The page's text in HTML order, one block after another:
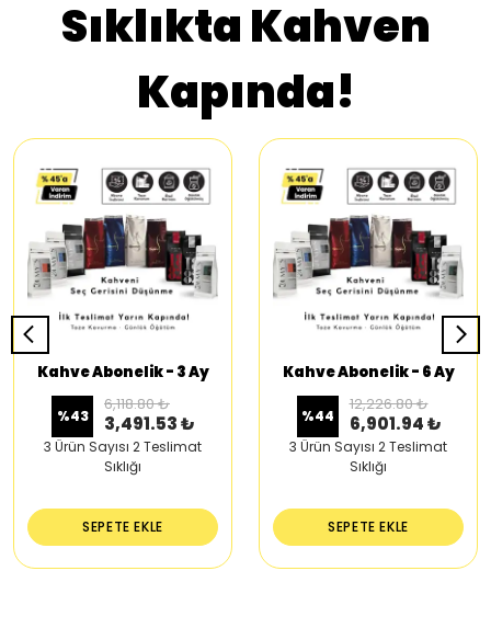
Sıklıkta Kahven
Kapında!
Kahve Abonelik - 3 Ay
%43
6,118.80 ₺
3,491.53 ₺
3 Ürün Sayısı 2 Teslimat
Sıklığı
SEPETE EKLE
Kahve Abonelik - 6 Ay
%44
12,226.80 ₺
6,901.94 ₺
3 Ürün Sayısı 2 Teslimat
Sıklığı
SEPETE EKLE